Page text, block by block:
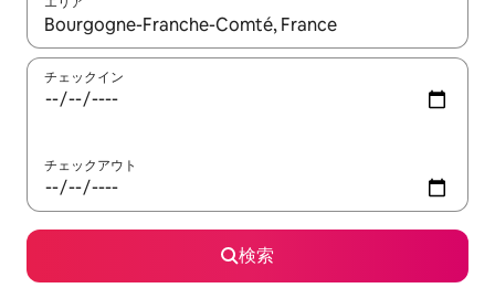
検索結果が表示されたら、上下の矢印キーを使って移動するか
チェックイン
チェックアウト
検索